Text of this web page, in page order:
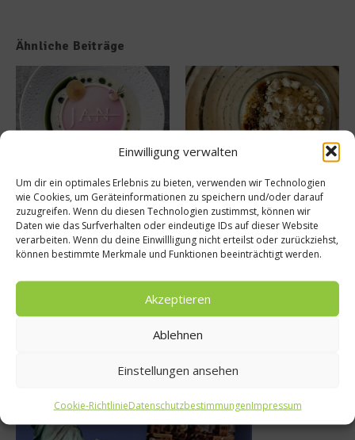
Einwilligung verwalten
Um dir ein optimales Erlebnis zu bieten, verwenden wir Technologien
wie Cookies, um Geräteinformationen zu speichern und/oder darauf
zuzugreifen. Wenn du diesen Technologien zustimmst, können wir
Daten wie das Surfverhalten oder eindeutige IDs auf dieser Website
verarbeiten. Wenn du deine Einwillligung nicht erteilst oder zurückziehst,
können bestimmte Merkmale und Funktionen beeinträchtigt werden.
Akzeptieren
Ablehnen
Einstellungen ansehen
Cookie-RichtlinieDatenschutzbestimmungenImpressum
Ähnliche Beiträge
Tellersülze – Ein Rezept von
Spitzenkoch Jan Hartwig-
14. März 2026
Süße Erinnerung an Teneriffa:
Das Rezept für Polvito
Uruguayo
9. Juli 2025
Buchtipp